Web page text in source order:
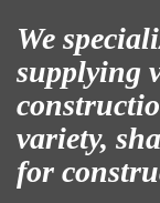
We
supplying
variety,
for